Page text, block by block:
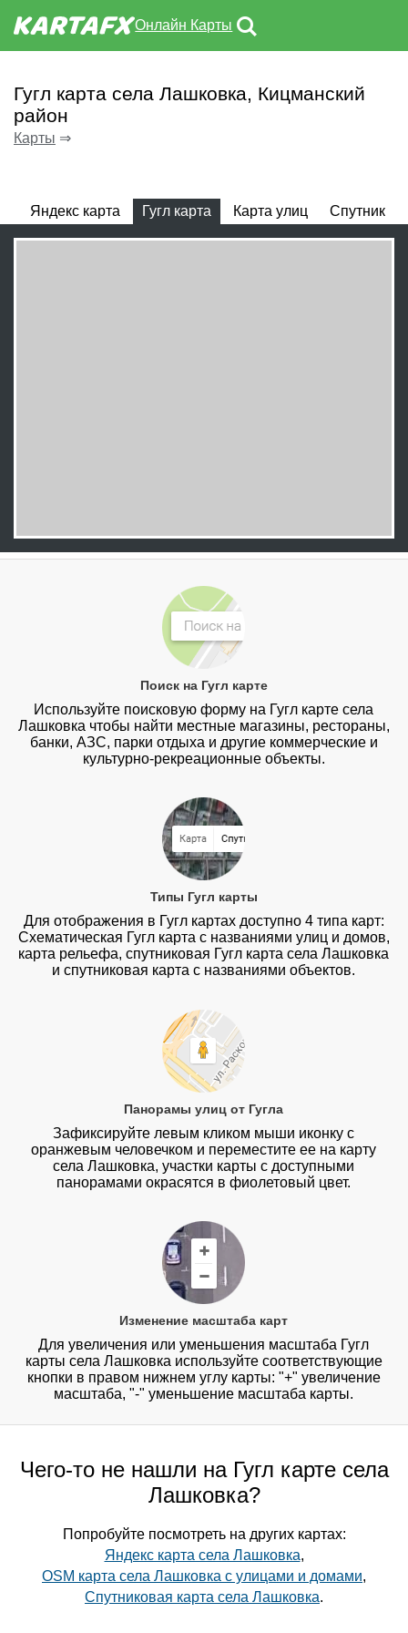
Онлайн Карты
Гугл карта села Лашковка, Кицманский
район
Карты ⇒
Яндекс карта Гугл карта Карта улиц Спутник
Поиск на Гугл карте
Используйте поисковую форму на Гугл карте села
Лашковка чтобы найти местные магазины, рестораны,
банки, АЗС, парки отдыха и другие коммерческие и
культурно-рекреационные объекты.
Типы Гугл карты
Для отображения в Гугл картах доступно 4 типа карт:
Схематическая Гугл карта с названиями улиц и домов,
карта рельефа, спутниковая Гугл карта села Лашковка
и спутниковая карта с названиями объектов.
Панорамы улиц от Гугла
Зафиксируйте левым кликом мыши иконку с
оранжевым человечком и переместите ее на карту
села Лашковка, участки карты с доступными
панорамами окрасятся в фиолетовый цвет.
Изменение масштаба карт
Для увеличения или уменьшения масштаба Гугл
карты села Лашковка используйте соответствующие
кнопки в правом нижнем углу карты: "+" увеличение
масштаба, "-" уменьшение масштаба карты.
Чего-то не нашли на Гугл карте села
Лашковка?
Попробуйте посмотреть на других картах:
Яндекс карта села Лашковка,
OSM карта села Лашковка с улицами и домами,
Спутниковая карта села Лашковка.